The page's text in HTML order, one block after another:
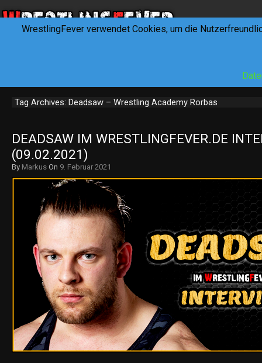
Tag Archives: Deadsaw – Wrestling Academy Rorbas
DEADSAW IM WRESTLINGFEVER.DE
(09.02.2021)
By Markus On 9. Februar 2021
WrestlingFever verwendet Cookies, um die